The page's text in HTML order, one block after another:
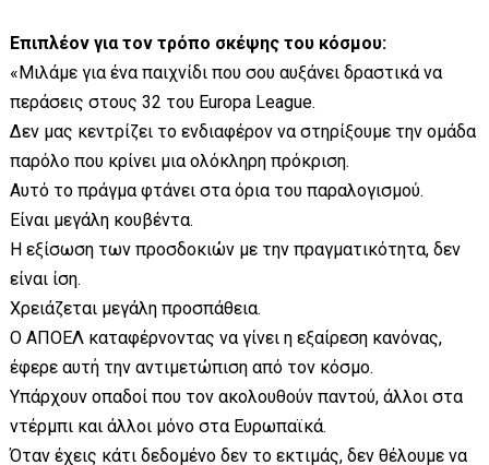
Επιπλέον για τον τρόπο σκέψης του κόσμου:
«Μιλάμε για ένα παιχνίδι που σου αυξάνει δραστικά να
περάσεις στους 32 του Europa League.
Δεν μας κεντρίζει το ενδιαφέρον να στηρίξουμε την ομάδα
παρόλο που κρίνει μια ολόκληρη πρόκριση.
Αυτό το πράγμα φτάνει στα όρια του παραλογισμού.
Είναι μεγάλη κουβέντα.
Η εξίσωση των προσδοκιών με την πραγματικότητα, δεν
είναι ίση.
Χρειάζεται μεγάλη προσπάθεια.
Ο ΑΠΟΕΛ καταφέρνοντας να γίνει η εξαίρεση κανόνας,
έφερε αυτή την αντιμετώπιση από τον κόσμο.
Υπάρχουν οπαδοί που τον ακολουθούν παντού, άλλοι στα
ντέρμπι και άλλοι μόνο στα Ευρωπαϊκά.
Όταν έχεις κάτι δεδομένο δεν το εκτιμάς, δεν θέλουμε να